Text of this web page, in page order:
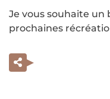
Je vous souhaite un
prochaines